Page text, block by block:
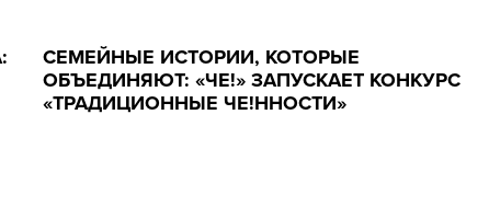
СЕМЕЙНЫЕ ИСТОРИИ, КОТОРЫЕ
ОБЪЕДИНЯЮТ: «ЧЕ!» ЗАПУСКАЕТ КОНКУРС
«ТРАДИЦИОННЫЕ ЧЕ!ННОСТИ»